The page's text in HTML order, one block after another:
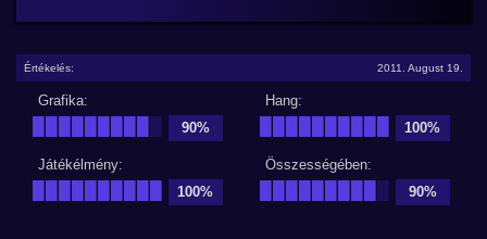
Értékelés: 2011. August 19.
Grafika:
90%
Hang:
100%
Játékélmény:
100%
Összességében:
90%